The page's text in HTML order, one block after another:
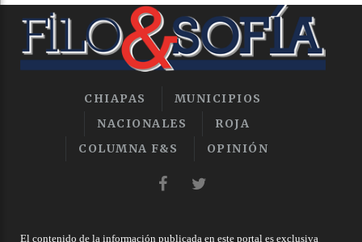
CHIAPAS
MUNICIPIOS
NACIONALES
ROJA
COLUMNA F&S
OPINIÓN
El contenido de la información publicada en este portal es exclusiva